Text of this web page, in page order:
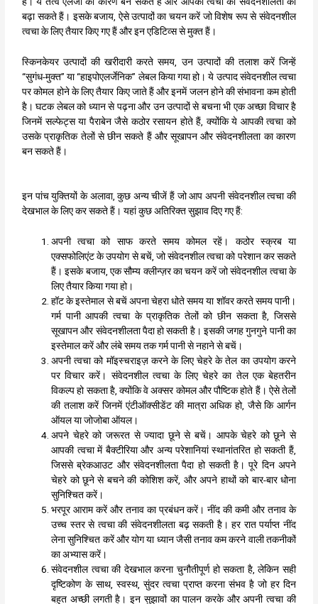
बढ़ा सकते हैं। इसके बजाय, ऐसे उत्पादों का चयन करें जो विशेष रूप से संवेदनशील
त्वचा के लिए तैयार किए गए हैं और इन एडिटिव्स से मुक्त हैं।
स्किनकेयर उत्पादों की खरीदारी करते समय, उन उत्पादों की तलाश करें जिन्हें
“सुगंध-मुक्त” या “हाइपोएलर्जेनिक” लेबल किया गया हो। ये उत्पाद संवेदनशील त्वचा
पर कोमल होने के लिए तैयार किए जाते हैं और इनमें जलन होने की संभावना कम होती
है। घटक लेबल को ध्यान से पढ़ना और उन उत्पादों से बचना भी एक अच्छा विचार है
जिनमें सल्फेट्स या पैराबेन जैसे कठोर रसायन होते हैं, क्योंकि ये आपकी त्वचा को
उसके प्राकृतिक तेलों से छीन सकते हैं और सूखापन और संवेदनशीलता का कारण
बन सकते हैं।
इन पांच युक्तियों के अलावा, कुछ अन्य चीजें हैं जो आप अपनी संवेदनशील त्वचा की
देखभाल के लिए कर सकते हैं। यहां कुछ अतिरिक्त सुझाव दिए गए हैं:
अपनी त्वचा को साफ करते समय कोमल रहें। कठोर स्क्रब या
एक्सफोलिएंट के उपयोग से बचें, जो संवेदनशील त्वचा को परेशान कर सकते
हैं। इसके बजाय, एक सौम्य क्लीन्ज़र का चयन करें जो संवेदनशील त्वचा के
लिए तैयार किया गया हो।
हॉट के इस्तेमाल से बचें अपना चेहरा धोते समय या शॉवर करते समय पानी।
गर्म पानी आपकी त्वचा के प्राकृतिक तेलों को छीन सकता है, जिससे
सूखापन और संवेदनशीलता पैदा हो सकती है। इसकी जगह गुनगुने पानी का
इस्तेमाल करें और लंबे समय तक गर्म पानी से नहाने से बचें।
अपनी त्वचा को मॉइस्चराइज़ करने के लिए चेहरे के तेल का उपयोग करने
पर विचार करें। संवेदनशील त्वचा के लिए चेहरे का तेल एक बेहतरीन
विकल्प हो सकता है, क्योंकि वे अक्सर कोमल और पौष्टिक होते हैं। ऐसे तेलों
की तलाश करें जिनमें एंटीऑक्सीडेंट की मात्रा अधिक हो, जैसे कि आर्गन
ऑयल या जोजोबा ऑयल।
अपने चेहरे को जरूरत से ज्यादा छूने से बचें। आपके चेहरे को छूने से
आपकी त्वचा में बैक्टीरिया और अन्य परेशानियां स्थानांतरित हो सकती हैं,
जिससे ब्रेकआउट और संवेदनशीलता पैदा हो सकती है। पूरे दिन अपने
चेहरे को छूने से बचने की कोशिश करें, और अपने हाथों को बार-बार धोना
सुनिश्चित करें।
भरपूर आराम करें और तनाव का प्रबंधन करें। नींद की कमी और तनाव के
उच्च स्तर से त्वचा की संवेदनशीलता बढ़ सकती है। हर रात पर्याप्त नींद
लेना सुनिश्चित करें और योग या ध्यान जैसी तनाव कम करने वाली तकनीकों
का अभ्यास करें।
संवेदनशील त्वचा की देखभाल करना चुनौतीपूर्ण हो सकता है, लेकिन सही
दृष्टिकोण के साथ, स्वस्थ, सुंदर त्वचा प्राप्त करना संभव है जो हर दिन
बहुत अच्छी लगती है। इन सुझावों का पालन करके और अपनी त्वचा की